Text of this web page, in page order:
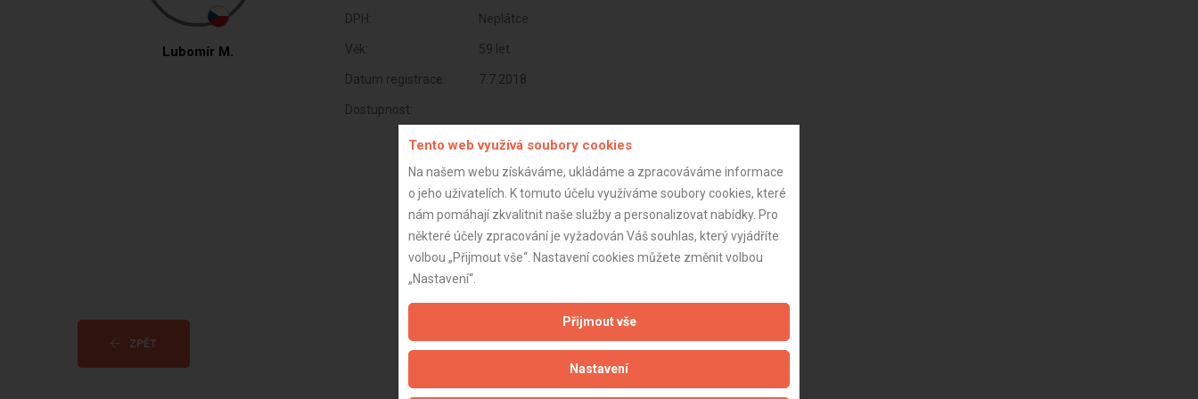
Lubomír M.
DPH: Neplátce
Věk: 59 let
Datum registrace: 7.7.2018
Dostupnost:
ZPĚT
Tento web využívá soubory cookies
Na našem webu získáváme, ukládáme a zpracováváme informace
o jeho uživatelích. K tomuto účelu využíváme soubory cookies, které
nám pomáhají zkvalitnit naše služby a personalizovat nabídky. Pro
některé účely zpracování je vyžadován Váš souhlas, který vyjádříte
volbou „Přijmout vše“. Nastavení cookies můžete změnit volbou
„Nastavení“.
Přijmout vše
Nastavení